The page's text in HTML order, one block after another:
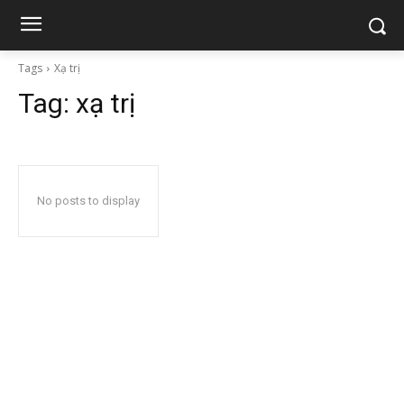
Tags Xạ trị
Tag: xạ trị
No posts to display